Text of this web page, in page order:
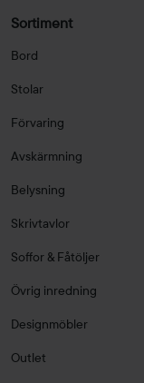
Sortiment
Bord
Stolar
Förvaring
Avskärmning
Belysning
Skrivtavlor
Soffor & Fåtöljer
Övrig inredning
Designmöbler
Outlet